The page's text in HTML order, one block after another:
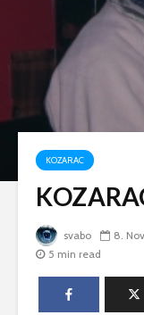
KOZARAC
svabo 8.
5 min read